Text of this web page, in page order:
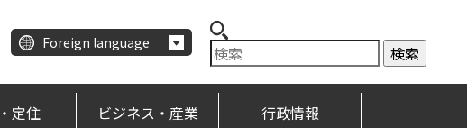
Foreign language
定住 ビジネス・産業 行政情報